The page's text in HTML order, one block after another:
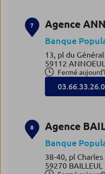
7 Agence
Banque
13, pl du
59112
Fermé
8 Agence
Banque
38-40, pl Charles
59270 BAILLEUL